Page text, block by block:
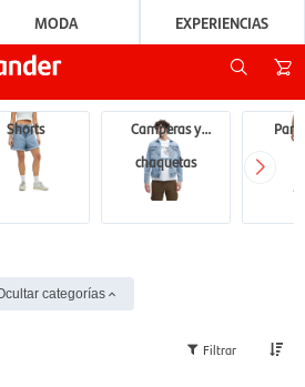
MODA EXPERIENCIAS
Shorts
Camperas y
chaquetas
categorías